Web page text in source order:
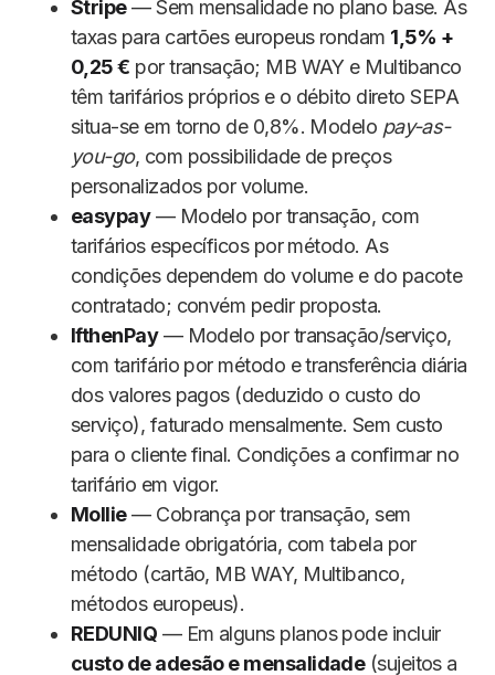
Stripe— Sem mensalidade no plano base. As
taxas para cartões europeus rondam 1,5% +
0,25 € por transação; MB WAY e Multibanco
têm tarifários próprios e o débito direto SEPA
situa-se em torno de 0,8%. Modelo pay-as-
you-go, com possibilidade de preços
personalizados por volume.
easypay— Modelo por transação, com
tarifários específicos por método. As
condições dependem do volume e do pacote
contratado; convém pedir proposta.
IfthenPay— Modelo por transação/serviço,
com tarifário por método e transferência diária
dos valores pagos (deduzido o custo do
serviço), faturado mensalmente. Sem custo
para o cliente final. Condições a confirmar no
tarifário em vigor.
Mollie— Cobrança por transação, sem
mensalidade obrigatória, com tabela por
método (cartão, MB WAY, Multibanco,
métodos europeus).
REDUNIQ — Em alguns planos pode incluir
custo de adesão e mensalidade(sujeitos a